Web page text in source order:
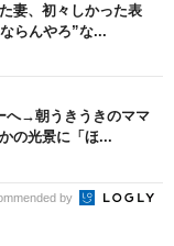
妻、初々しかった表
らんやろ”な...
へ→朝うきうきのママ
光景に「ほ...
by